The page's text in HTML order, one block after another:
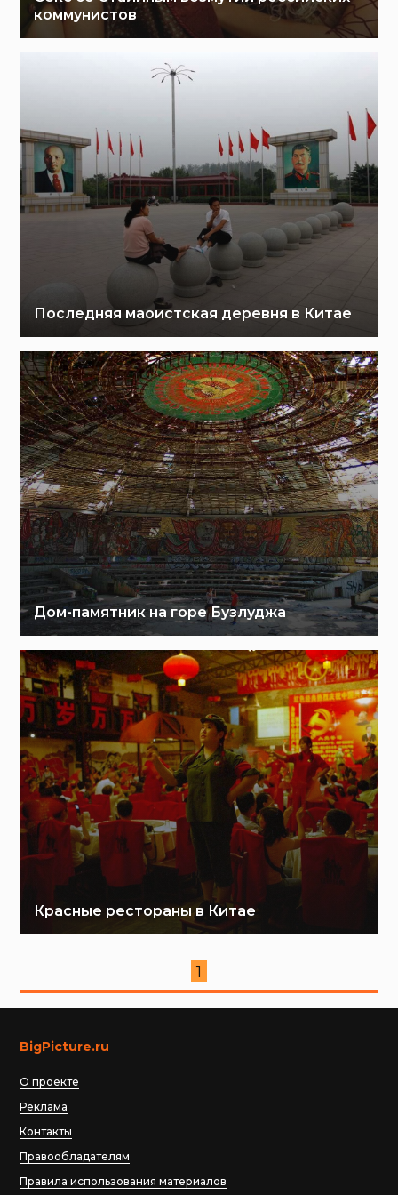
коммунистов
Последняя маоистская деревня в Китае
Дом-памятник на горе Бузлуджа
Красные рестораны в Китае
1
BigPicture.ru
О проекте
Реклама
Контакты
Правообладателям
Правила использования материалов